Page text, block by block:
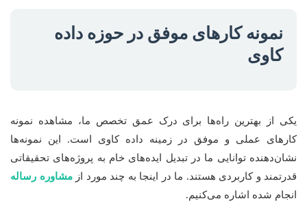
نمونه کارهای موفق در حوزه داده
کاوی
یکی از بهترین راه‌ها برای درک عمق تخصص ما، مشاهده نمونه
کارهای عملی و موفق در زمینه داده کاوی است. این نمونه‌ها
نشان‌دهنده توانایی ما در تبدیل ایده‌های خام به پروژه‌های تحقیقاتی
قدرتمند و کاربردی هستند. ما در اینجا به چند مورد ازمشاوره رساله
انجام شده اشاره می‌کنیم.